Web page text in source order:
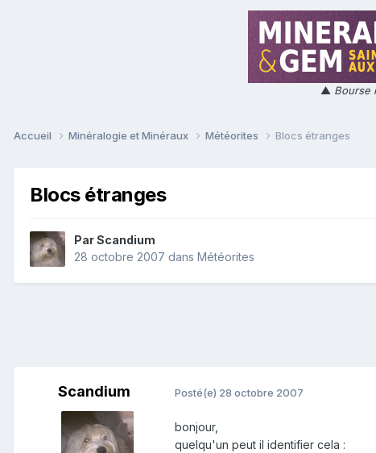
▲ Bourse
Accueil Minéralogie et Minéraux Météorites Blocs étranges
Blocs étranges
ParScandium
28 octobre 2007 dans Météorites
Scandium Posté(e) 28 octobre 2007
bonjour,
quelqu'un peut il identifier cela :